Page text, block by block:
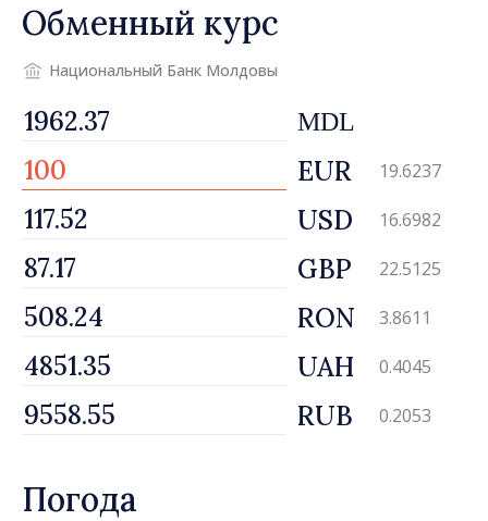
приоритеты на будущее
Обменный курс
Национальный Банк Молдовы
MDL
EUR 19.6237
USD 16.6982
GBP 22.5125
RON 3.8611
UAH 0.4045
RUB 0.2053
Погода